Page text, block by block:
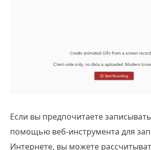
Если вы предпочитаете
помощью веб-инструмента для
Интернете, вы можете